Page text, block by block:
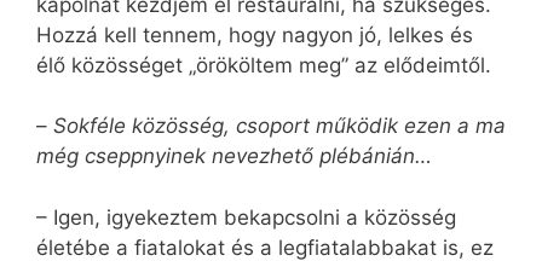
Hozzá kell tennem, hogy nagyon jó, lelkes és
élő közösséget „örököltem meg” az elődeimtől.
– Sokféle közösség, csoport működik ezen a ma
még cseppnyinek nevezhető plébánián…
– Igen, igyekeztem bekapcsolni a közösség
életébe a fiatalokat és a legfiatalabbakat is, ez